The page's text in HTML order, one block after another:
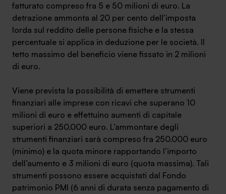
fatturato compreso fra 5 e 50 milioni di euro. La
detrazione ammonta al 20 per cento dell’imposta
lorda sul reddito delle persone fisiche e la stessa
percentuale si applica in deduzione per le società. Il
tetto massimo del beneficio viene fissato in 2 milioni
di euro.
Viene prevista la possibilità di emettere strumenti
finanziari alle imprese con ricavi che superano 10
milioni di euro e effettuino aumenti di capitale
superiori a 250.000 euro. L’ammontare degli
strumenti finanziari sarà compreso fra 250.000 euro
(minimo) e la quota minore rapportando l’importo
dell’aumento e 3 milioni di euro (quota massima). Tali
strumenti possono essere acquistati dal Fondo
patrimonio PMI (6 anni di durata senza pagamento di